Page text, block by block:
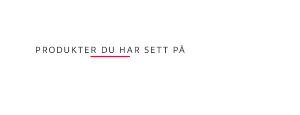
PRODUKTER DU HAR SETT PÅ